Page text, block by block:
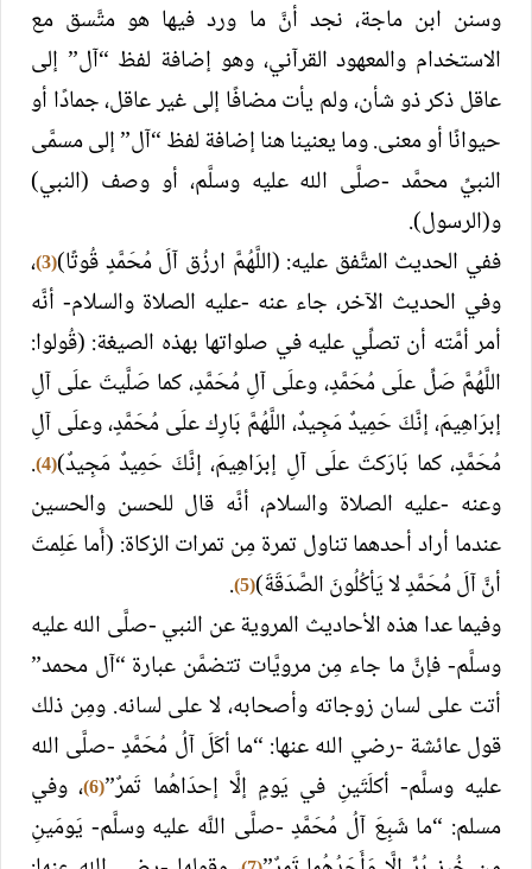
وسنن ابن ماجة، نجد أنَّ ما ورد فيها هو متَّسق مع
الاستخدام والمعهود القرآني، وهو إضافة لفظ “آل” إلى
عاقل ذكر ذو شأن، ولم يأت مضافًا إلى غير عاقل، جمادًا أو
حيوانًا أو معنى. وما يعنينا هنا إضافة لفظ “آل” إلى مسمَّى
النبيِّ محمَّد -صلَّى الله عليه وسلَّم، أو وصف (النبي)
و(الرسول).
ففي الحديث المتَّفق عليه: (اللَّهُمَّ ارزُق آلَ مُحَمَّدٍ قُوتًا)(3)
،
وفي الحديث الآخر، جاء عنه -عليه الصلاة والسلام- أنَّه
أمر أمَّته أن تصلِّي عليه في صلواتها بهذه الصيغة: (قُولوا:
اللَّهُمَّ صَلِّ علَى مُحَمَّدٍ، وعلَى آلِ مُحَمَّدٍ، كما صَلَّيتَ علَى آلِ
إبرَاهِيمَ، إنَّكَ حَمِيدٌ مَجِيدٌ، اللَّهُمَّ بَارِك علَى مُحَمَّدٍ، وعلَى آلِ
مُحَمَّدٍ، كما بَارَكتَ علَى آلِ إبرَاهِيمَ، إنَّكَ حَمِيدٌ مَجِيدٌ)(4)
.
وعنه -عليه الصلاة والسلام، أنَّه قال للحسن والحسين
عندما أراد أحدهما تناول تمرة مِن تمرات الزكاة: (أَما عَلِمتَ
أنَّ آلَ مُحَمَّدٍ لا يَأكُلُونَ الصَّدَقَةَ)(5)
.
وفيما عدا هذه الأحاديث المروية عن النبي -صلَّى الله عليه
وسلَّم- فإنَّ ما جاء مِن مرويَّات تتضمَّن عبارة “آل محمد”
أتت على لسان زوجاته وأصحابه، لا على لسانه. ومِن ذلك
قول عائشة -رضي الله عنها: “ما أكَلَ آلُ مُحَمَّدٍ -صلَّى الله
عليه وسلَّم- أكلَتَينِ في يَومٍ إلَّا إحدَاهُما تَمرٌ”(6)
، وفي
مسلم: “ما شَبِعَ آلُ مُحَمَّدٍ -صلَّى اللَّه عليه وسلَّم- يَومَينِ